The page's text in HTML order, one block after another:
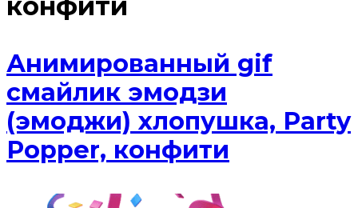
Анимированный gif
смайлик эмодзи
(эмоджи) хлопушка, Party
Popper, конфити